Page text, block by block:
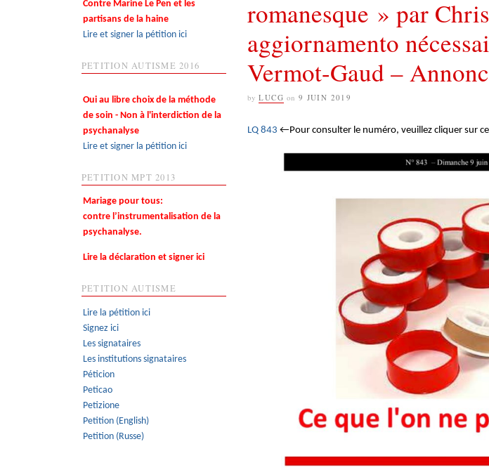
romanesque » par
aggiornamento
Vermot-Gaud –
by LUCG on 9 JUIN 2019
LQ 843 ←Pour consulter le numéro, veuillez cliquer sur
Contre Marine Le Pen et les
partisans de la haine
Lire et signer la pétition ici
PETITION AUTISME 2016
Oui au libre choix de la méthode
de soin - Non à l'interdiction de la
psychanalyse
Lire et signer la pétition ici
PETITION MPT 2013
Mariage pour tous:
contre l’instrumentalisation de la
psychanalyse.
Lire la déclaration et signer ici
PETITION AUTISME
Lire la pétition ici
Signez ici
Les signataires
Les institutions signataires
Péticion
Peticao
Petizione
Petition (English)
Petition (Russe)